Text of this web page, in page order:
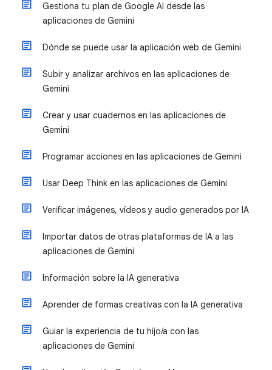
Gestiona tu plan de Google AI desde las
aplicaciones de Gemini
Dónde se puede usar la aplicación web de Gemini
Subir y analizar archivos en las aplicaciones de
Gemini
Crear y usar cuadernos en las aplicaciones de
Gemini
Programar acciones en las aplicaciones de Gemini
Usar Deep Think en las aplicaciones de Gemini
Verificar imágenes, vídeos y audio generados por IA
Importar datos de otras plataformas de IA a las
aplicaciones de Gemini
Información sobre la IA generativa
Aprender de formas creativas con la IA generativa
Guiar la experiencia de tu hijo/a con las
aplicaciones de Gemini